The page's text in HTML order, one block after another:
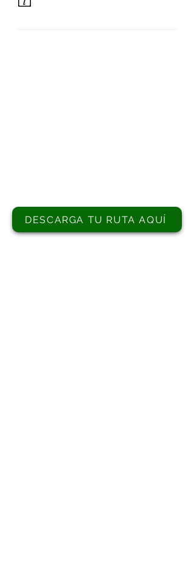
DESCARGA TU RUTA AQUÍ